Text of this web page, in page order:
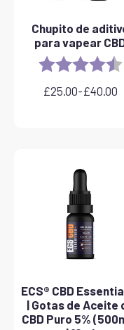
Chupito de
para vapear
Rating:
£25.00-£40.00
Rango
hasta
£40.00
ECS® CBD
| Gotas de Aceite
CBD Puro 5%